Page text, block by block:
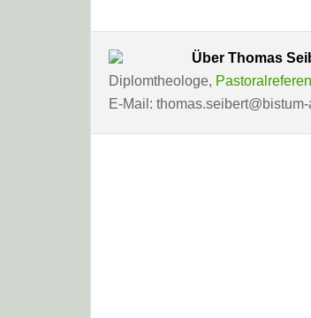
Über Thomas
Diplomtheologe,
E-Mail: